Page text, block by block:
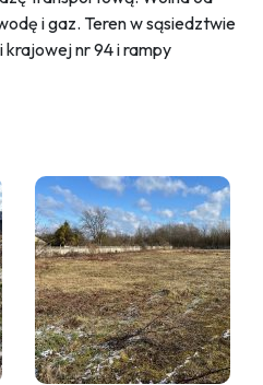
i gaz. Teren w sąsiedztwie
krajowej nr 94 i rampy